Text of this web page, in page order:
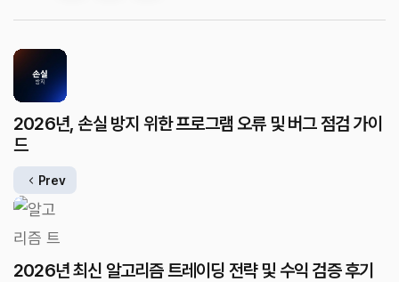
2026년, 손실 방지 위한 프로그램 오류 및 버그 점검 가이
드
Prev
2026년 최신 알고리즘 트레이딩 전략 및 수익 검증 후기